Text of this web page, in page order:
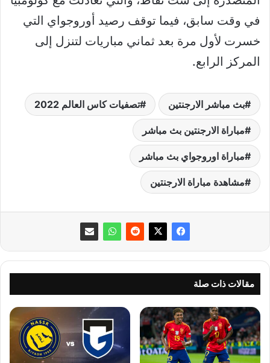
في وقت سابق، فيما توقف رصيد أوروجواي التي
خسرت لأول مرة بعد ثماني مباريات لتنزل إلى
المركز الرابع.
بث مباشر الارجنتين تصفيات كاس العالم 2022
مباراة الارجنتين بث مباشر
مباراة اوروجواي بث مباشر
مشاهدة مباراة الارجنتين
مقالات ذات صلة